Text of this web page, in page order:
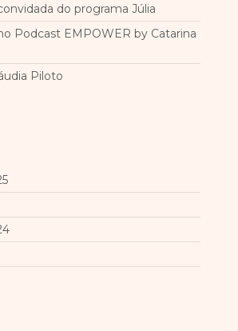
do programa Júlia
Podcast EMPOWER by Catarina
Piloto